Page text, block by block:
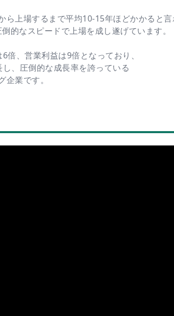
ら上場するまで平均10-15年ほどかかると言
的なスピードで上場を成し遂げています。
倍、営業利益は9倍となっており、
、圧倒的な成長率を誇っている
業です。